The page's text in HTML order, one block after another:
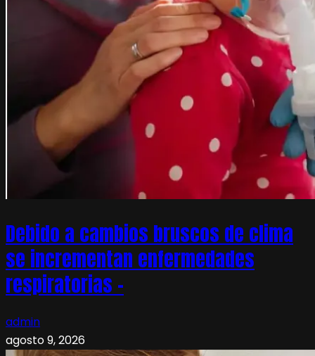
Debido a cambios bruscos de clima
se incrementan enfermedades
respiratorias –
admin
agosto 9, 2026